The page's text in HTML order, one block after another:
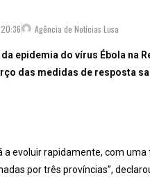
20:36 Agência de Notícias Lusa
epidemia do vírus Ébola na
das medidas de resposta
a evoluir rapidamente, com
por três províncias”,